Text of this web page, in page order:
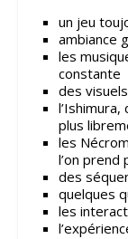
un jeu
ambiance
les
constante
des
plus
les
l’on
des
quelques
les